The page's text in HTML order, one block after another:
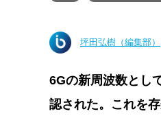
坪田弘樹（編集部）
6Gの新周波数とし
認された。これを